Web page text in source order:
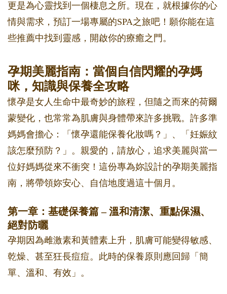
更是為心靈找到一個棲息之所。現在，就根據你的心
情與需求，預訂一場專屬的SPA之旅吧！願你能在這
些推薦中找到靈感，開啟你的療癒之門。
孕期美麗指南：當個自信閃耀的孕媽
咪，知識與保養全攻略
懷孕是女人生命中最奇妙的旅程，但隨之而來的荷爾
蒙變化，也常常為肌膚與身體帶來許多挑戰。許多準
媽媽會擔心：「懷孕還能保養化妝嗎？」、「妊娠紋
該怎麼預防？」。親愛的，請放心，追求美麗與當一
位好媽媽從來不衝突！這份專為妳設計的孕期美麗指
南，將帶領妳安心、自信地度過這十個月。
第一章：基礎保養篇 – 溫和清潔、重點保濕、
絕對防曬
孕期因為雌激素和黃體素上升，肌膚可能變得敏感、
乾燥、甚至狂長痘痘。此時的保養原則應回歸「簡
單、溫和、有效」。